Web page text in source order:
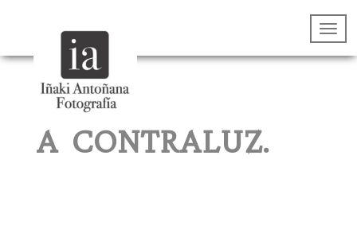
A CONTRALUZ.